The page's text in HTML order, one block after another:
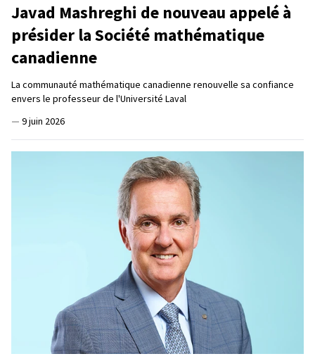
Javad Mashreghi de nouveau appelé à
présider la Société mathématique
canadienne
La communauté mathématique canadienne renouvelle sa confiance
envers le professeur de l'Université Laval
— 9 juin 2026